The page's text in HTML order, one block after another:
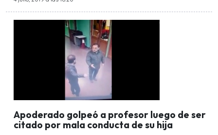
Apoderado golpeó a profesor luego de ser
citado por mala conducta de su hija